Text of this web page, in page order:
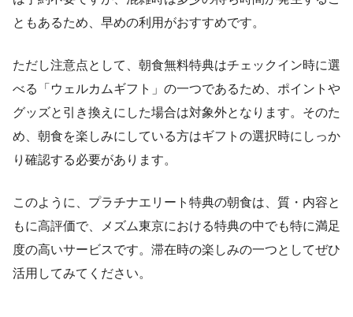
ともあるため、早めの利用がおすすめです。
ただし注意点として、朝食無料特典はチェックイン時に選
べる「ウェルカムギフト」の一つであるため、ポイントや
グッズと引き換えにした場合は対象外となります。そのた
め、朝食を楽しみにしている方はギフトの選択時にしっか
り確認する必要があります。
このように、プラチナエリート特典の朝食は、質・内容と
もに高評価で、メズム東京における特典の中でも特に満足
度の高いサービスです。滞在時の楽しみの一つとしてぜひ
活用してみてください。